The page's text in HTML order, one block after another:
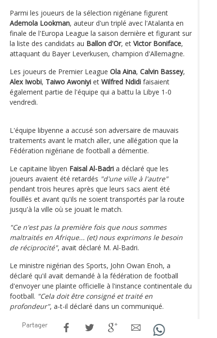
Parmi les joueurs de la sélection nigériane figurent
Ademola Lookman, auteur d'un triplé avec l'Atalanta en
finale de l'Europa League la saison dernière et figurant sur
la liste des candidats au Ballon d'Or, et Victor Boniface,
attaquant du Bayer Leverkusen, champion d'Allemagne.
Les joueurs de Premier League Ola Aina, Calvin Bassey,
Alex Iwobi, Taiwo Awoniyi et Wilfred Ndidi faisaient
également partie de l'équipe qui a battu la Libye 1-0
vendredi.
L'équipe libyenne a accusé son adversaire de mauvais
traitements avant le match aller, une allégation que la
Fédération nigériane de football a démentie.
Le capitaine libyen Faisal Al-Badri a déclaré que les
joueurs avaient été retardés "d'une ville à l'autre"
pendant trois heures après que leurs sacs aient été
fouillés et avant qu'ils ne soient transportés par la route
jusqu'à la ville où se jouait le match.
"Ce n'est pas la première fois que nous sommes
maltraités en Afrique... (et) nous exprimons le besoin
de réciprocité", avait déclaré M. Al-Badri.
Le ministre nigérian des Sports, John Owan Enoh, a
déclaré qu'il avait demandé à la fédération de football
d'envoyer une plainte officielle à l'instance continentale du
football. "Cela doit être consigné et traité en
profondeur", a-t-il déclaré dans un communiqué.
Partager